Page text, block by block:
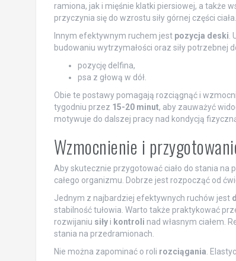
ramiona, jak i mięśnie klatki piersiowej, a także
przyczynia się do wzrostu siły górnej części ciała.
Innym efektywnym ruchem jest pozycja deski
budowaniu wytrzymałości oraz siły potrzebnej
pozycję delfina,
psa z głową w dół.
Obie te postawy pomagają rozciągnąć i
tygodniu przez 15-20 minut, aby zauważyć
motywuje do dalszej pracy nad kondycją
Wzmocnienie i
Aby skutecznie przygotować ciało do stania na
całego organizmu. Dobrze jest rozpocząć od
Jednym z najbardziej efektywnych ruchów jest
stabilność tułowia. Warto także praktykować
rozwijaniu siłyi kontroli nad własnym ciałem.
stania na przedramionach.
Nie można zapominać o roli rozciągania .